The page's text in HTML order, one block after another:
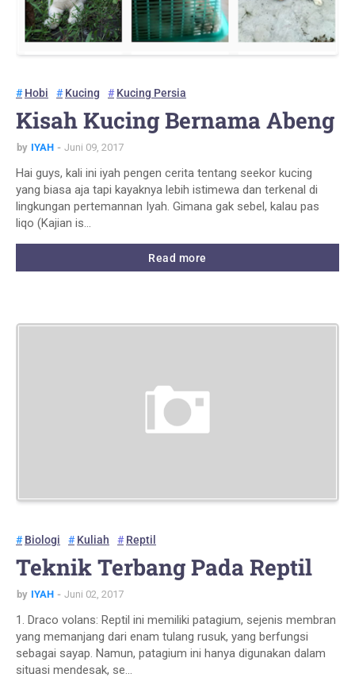
Hobi Kucing Kucing Persia
Kisah Kucing Bernama Abeng
by IYAH Juni 09, 2017
Hai guys, kali ini iyah pengen cerita tentang seekor kucing
yang biasa aja tapi kayaknya lebih istimewa dan terkenal di
lingkungan pertemannan Iyah. Gimana gak sebel, kalau pas
liqo (Kajian is…
Read more
Biologi Kuliah Reptil
Teknik Terbang Pada Reptil
by IYAH Juni 02, 2017
1. Draco volans: Reptil ini memiliki patagium, sejenis membran
yang memanjang dari enam tulang rusuk, yang berfungsi
sebagai sayap. Namun, patagium ini hanya digunakan dalam
situasi mendesak, se…